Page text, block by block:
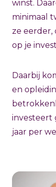
winst.
minimaal
ze eerder,
op je
Daarbij
en
investeert
jaar per